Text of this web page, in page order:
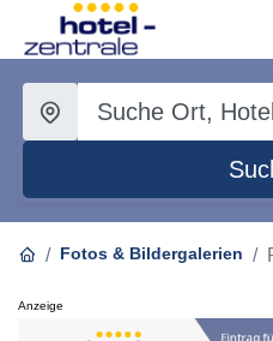
Fotos & Bildergalerien
Anzeige